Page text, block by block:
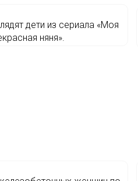
дети из сериала «Моя
няня».